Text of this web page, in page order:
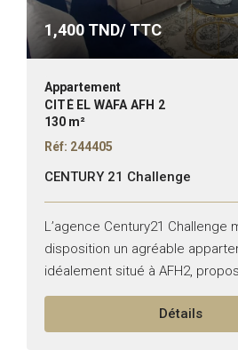
1,400 TND/ TTC
Appartement
CITÉ EL WAFA AFH 2
130 m²
Réf: 244405
CENTURY 21 Challenge
L’agence Century21 Challenge
disposition un agréable
idéalement situé à AFH2,
annuelle. Il se compose de : Un
entièrement équipée, ouvrant...
Détails